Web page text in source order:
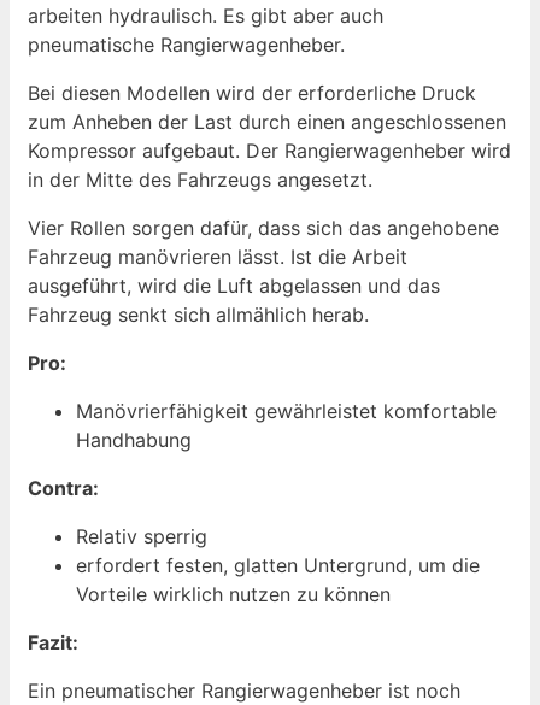
arbeiten hydraulisch. Es gibt aber auch
pneumatische Rangierwagenheber.
Bei diesen Modellen wird der erforderliche Druck
zum Anheben der Last durch einen angeschlossenen
Kompressor aufgebaut. Der Rangierwagenheber wird
in der Mitte des Fahrzeugs angesetzt.
Vier Rollen sorgen dafür, dass sich das angehobene
Fahrzeug manövrieren lässt. Ist die Arbeit
ausgeführt, wird die Luft abgelassen und das
Fahrzeug senkt sich allmählich herab.
Pro:
Manövrierfähigkeit gewährleistet komfortable
Handhabung
Contra:
Relativ sperrig
erfordert festen, glatten Untergrund, um die
Vorteile wirklich nutzen zu können
Fazit:
Ein pneumatischer Rangierwagenheber ist noch